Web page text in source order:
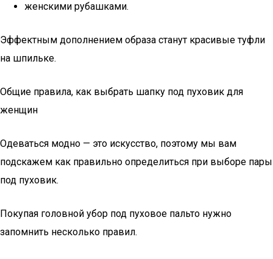
женскими рубашками.
Эффектным дополнением образа станут красивые туфли
на шпильке.
Общие правила, как выбрать шапку под пуховик для
женщин
Одеваться модно — это искусство, поэтому мы вам
подскажем как правильно определиться при выборе пары
под пуховик.
Покупая головной убор под пуховое пальто нужно
запомнить несколько правил.